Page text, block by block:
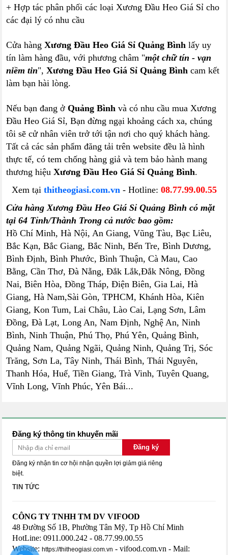
+ Hợp tác phân phối các loại Xương Đầu Heo Giá Sỉ cho
các đại lý có nhu cầu
Cửa hàngXương Đầu Heo Giá Sỉ Quảng Bình lấy uy
tín làm hàng đầu, với phương châm "một chữ tín - vạn
niềm tin",Xương Đầu Heo Giá Sỉ Quảng Bình cam kết
làm bạn hài lòng.
Nếu bạn đang ởQuảng Bình và có nhu cầu mua Xương
Đầu Heo Giá Sỉ, Bạn đừng ngại khoảng cách xa, chúng
tôi sẽ cử nhân viên trở tới tận nơi cho quý khách hàng.
Tất cả các sản phẩm đăng tải trên website đều là hình
thực tế, có tem chống hàng giả và tem bảo hành mang
thương hiệuXương Đầu Heo Giá Sỉ Quảng Bình.
Xem tại thitheogiasi.com.vn- Hotline: 08.77.99.00.55
Cửa hàng Xương Đầu Heo Giá Sỉ Quảng Bình có mặt
tại 64 Tỉnh/Thành Trong cả nước bao gồm:
Hồ Chí Minh, Hà Nội, An Giang, Vũng Tàu, Bạc Liêu,
Bắc Kạn, Bắc Giang, Bắc Ninh, Bến Tre, Bình Dương,
Bình Định, Bình Phước, Bình Thuận, Cà Mau, Cao
Bằng, Cần Thơ, Đà Nẵng, Đắk Lắk,Đắk Nông, Đồng
Nai, Biên Hòa, Đồng Tháp, Điện Biên, Gia Lai, Hà
Giang, Hà Nam,Sài Gòn, TPHCM, Khánh Hòa, Kiên
Giang, Kon Tum, Lai Châu, Lào Cai, Lạng Sơn, Lâm
Đồng, Đà Lạt, Long An, Nam Định, Nghệ An, Ninh
Bình, Ninh Thuận, Phú Thọ, Phú Yên, Quảng Bình,
Quảng Nam, Quảng Ngãi, Quảng Ninh, Quảng Trị, Sóc
Trăng, Sơn La, Tây Ninh, Thái Bình, Thái Nguyên,
Thanh Hóa, Huế, Tiền Giang, Trà Vinh, Tuyên Quang,
Vĩnh Long, Vĩnh Phúc, Yên Bái...
Đăng ký thông tin khuyến mãi
Đăng ký
Đăng ký nhận tin cơ hội nhận quyền lợi giảm giá riêng
biệt.
TIN TỨC
CÔNG TY TNHH TM DV VIFOOD
48 Đường Số 1B, Phường Tân Mỹ, Tp Hồ Chí Minh
HotLine: 0911.000.242 - 08.77.99.00.55
Website:https://thitheogiasi.com.vn - vifood.com.vn - Mail: